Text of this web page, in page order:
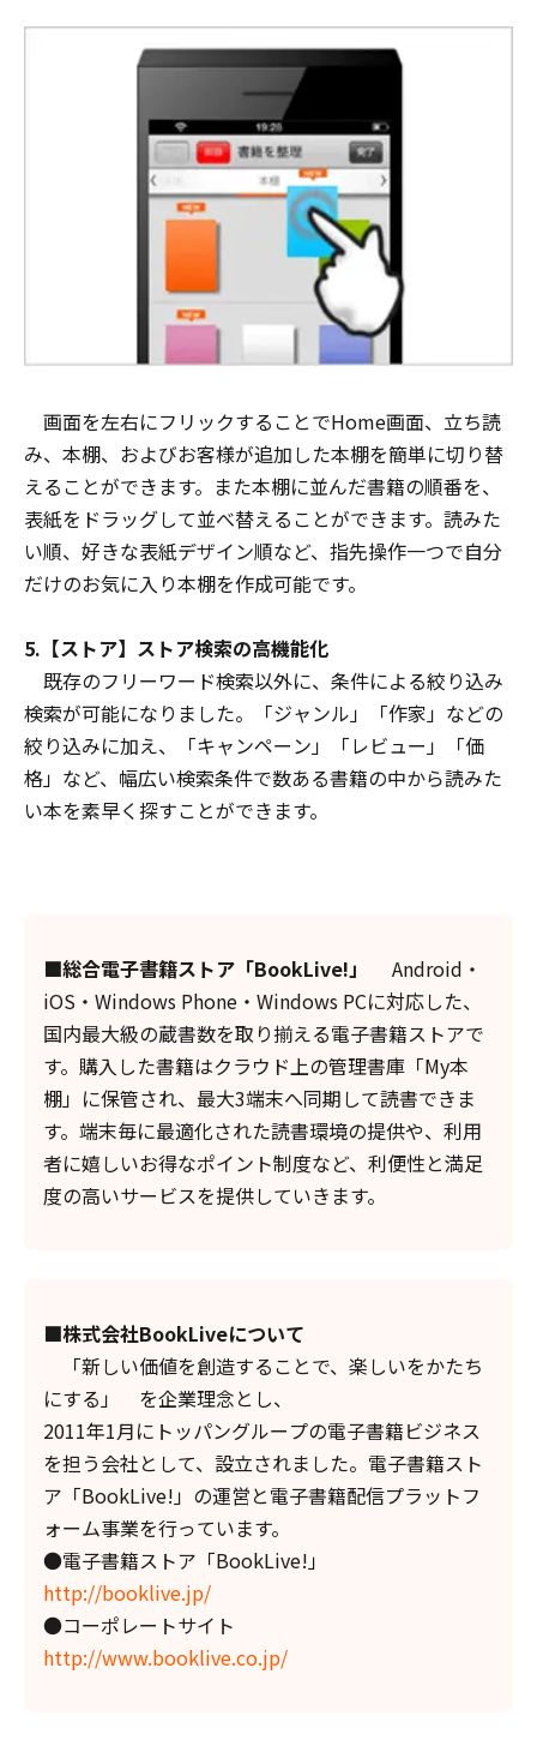
画面を左右にフリックすることでHome画面、立ち読
み、本棚、およびお客様が追加した本棚を簡単に切り替
えることができます。また本棚に並んだ書籍の順番を、
表紙をドラッグして並べ替えることができます。読みた
い順、好きな表紙デザイン順など、指先操作一つで自分
だけのお気に入り本棚を作成可能です。
5.【ストア】ストア検索の高機能化
既存のフリーワード検索以外に、条件による絞り込み
検索が可能になりました。「ジャンル」「作家」などの
絞り込みに加え、「キャンペーン」「レビュー」「価
格」など、幅広い検索条件で数ある書籍の中から読みた
い本を素早く探すことができます。
■総合電子書籍ストア「BookLive!」
Android・
iOS・Windows Phone・Windows PCに対応した、
国内最大級の蔵書数を取り揃える電子書籍ストアで
す。購入した書籍はクラウド上の管理書庫「My本
棚」に保管され、最大3端末へ同期して読書できま
す。端末毎に最適化された読書環境の提供や、利用
者に嬉しいお得なポイント制度など、利便性と満足
度の高いサービスを提供していきます。
■株式会社BookLiveについて
「新しい価値を創造することで、楽しいをかたち
にする」 を企業理念とし、
2011年1月にトッパングループの電子書籍ビジネス
を担う会社として、設立されました。電子書籍スト
ア「BookLive!」の運営と電子書籍配信プラットフ
ォーム事業を行っています。
●電子書籍ストア「BookLive!」
http://booklive.jp/
●コーポレートサイト
http://www.booklive.co.jp/